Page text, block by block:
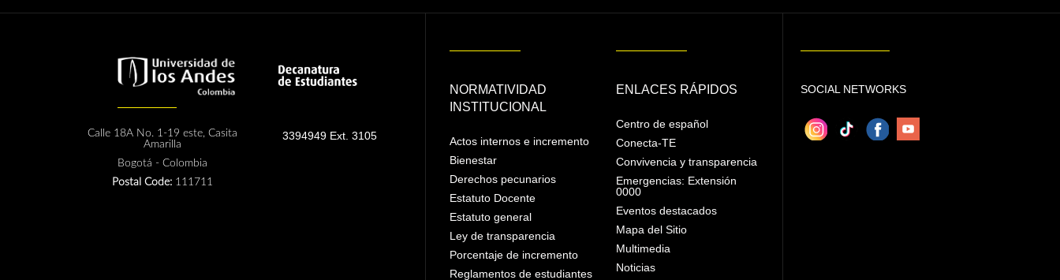
Calle 18A No. 1-19 este, Casita
Amarilla
Bogotá - Colombia
Postal Code: 111711
3394949 Ext. 3105
NORMATIVIDAD
INSTITUCIONAL
Actos internos e incremento
Bienestar
Derechos pecunarios
Estatuto Docente
Estatuto general
Ley de transparencia
Porcentaje de incremento
Reglamentos de estudiantes
ENLACES RÁPIDOS
Centro de español
Conecta-TE
Convivencia y transparencia
Emergencias: Extensión
0000
Eventos destacados
Mapa del Sitio
Multimedia
Noticias
SOCIAL NETWORKS